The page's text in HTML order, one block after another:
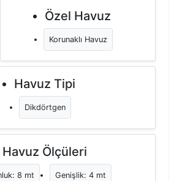
Özel Havuz
Korunaklı Havuz
Havuz Tipi
Dikdörtgen
Havuz Ölçüleri
8 mt Genişlik: 4 mt